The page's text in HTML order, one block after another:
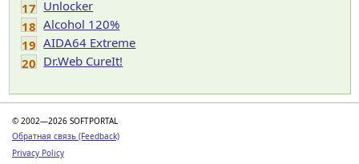
17 Unlocker
18 Alcohol 120%
19 AIDA64 Extreme
20 Dr.Web CureIt!
© 2002—2026 SOFTPORTAL
Обратная связь (Feedback)
Privacy Policy